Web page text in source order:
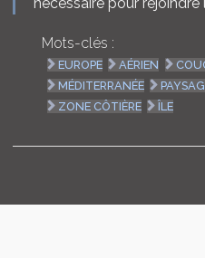
Mots-clés :
EUROPE AÉRIEN
MÉDITERRANÉE
ZONE CÔTIÈRE
ÎLE